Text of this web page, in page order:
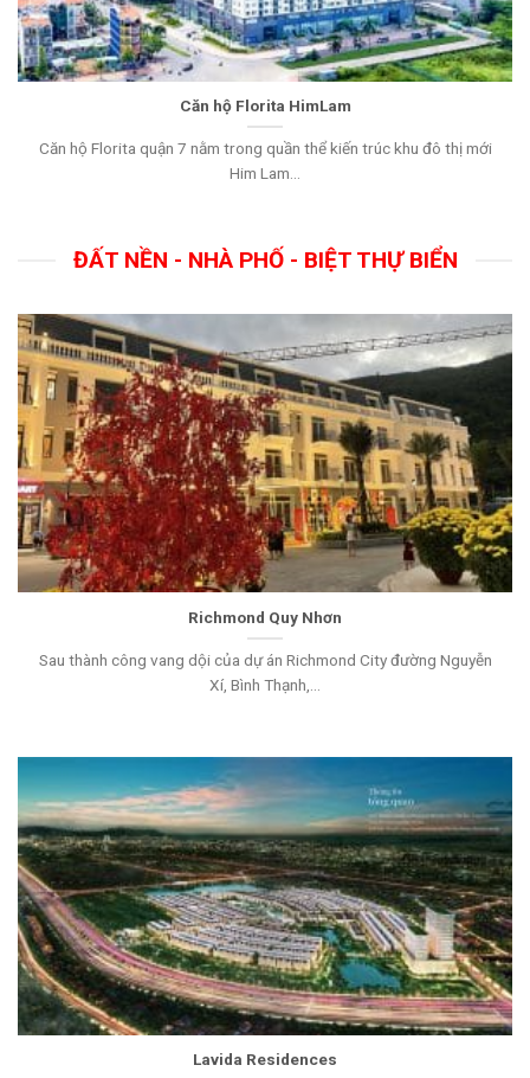
Căn hộ Florita HimLam
Căn hộ Florita quận 7 nằm trong quần thể kiến trúc khu đô thị mới
Him Lam...
ĐẤT NỀN - NHÀ PHỐ - BIỆT THỰ BIỂN
Richmond Quy Nhơn
Sau thành công vang dội của dự án Richmond City đường Nguyễn
Xí, Bình Thạnh,...
Lavida Residences